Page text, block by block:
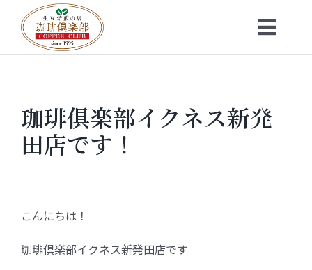
content
お知らせ
会社概要
珈琲豆・特選ギフト
珈琲俱楽部イクネス新発
田店です！
こんにちは！
珈琲倶楽部イクネス新発田店です